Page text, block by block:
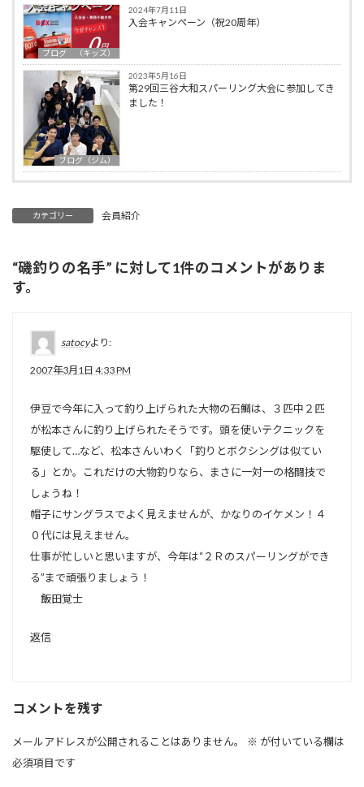
ブログ （キッズ）
2024年7月11日
入会キャンペーン（祝20周年）
ブログ（ジム）
2023年5月16日
第29回三谷大和スパーリング大会に参加してき
ました！
カテゴリー 会員紹介
“磯釣りの名手” に対して1件のコメントがありま
す。
satocyより:
2007年3月1日 4:33 PM
伊豆で今年に入って釣り上げられた大物の石鯛は、３匹中２匹
が松本さんに釣り上げられたそうです。頭を使いテクニックを
駆使して…など、松本さんいわく「釣りとボクシングは似てい
る」とか。これだけの大物釣りなら、まさに一対一の格闘技で
しょうね！
帽子にサングラスでよく見えませんが、かなりのイケメン！４
０代には見えません。
仕事が忙しいと思いますが、今年は“２Ｒのスパーリングができ
る”まで頑張りましょう！
飯田覚士
返信
コメントを残す
メールアドレスが公開されることはありません。 ※ が付いている欄は
必須項目です